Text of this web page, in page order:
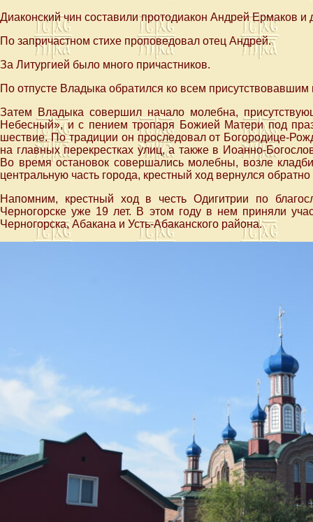
Диаконский чин составили протодиакон Андрей Ермаков
По запричастном стихе проповедовал отец Андрей.
За Литургией было много причастников.
По отпусте Владыка обратился ко всем
Затем Владыка совершил начало молебна,
Небесный», и с пением тропаря Божией Матери под
шествие. По традиции он проследовал от Богородице-
на главных перекрестках улиц, а также в Иоанно-
Во время остановок совершались молебны, возле
центральную часть города, крестный ход вернулся обратно
Напомним, крестный ход в честь Одигитрии по
Черногорске уже 19 лет. В этом году в нем приняли
Черногорска, Абакана и Усть-Абаканского района.